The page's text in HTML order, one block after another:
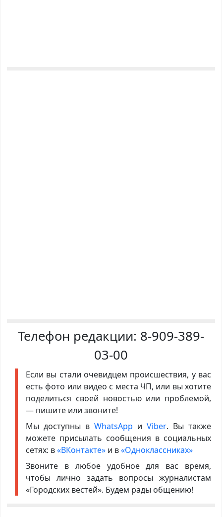
Телефон редакции: 8-909-389-
03-00
Если вы стали очевидцем происшествия, у вас
есть фото или видео с места ЧП, или вы хотите
поделиться своей новостью или проблемой,
— пишите или звоните!
Мы доступны в WhatsApp иViber. Вы также
можете присылать сообщения в социальных
сетях: в«ВКонтакте»и в«Одноклассниках»
Звоните в любое удобное для вас время,
чтобы лично задать вопросы журналистам
«Городских вестей». Будем рады общению!